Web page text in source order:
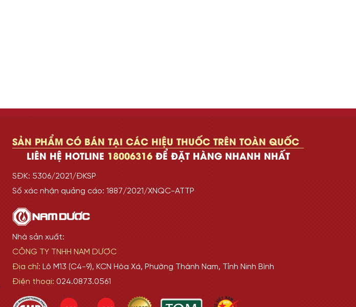
SẢN PHẨM CÓ BÁN TẠI CÁC HIỆU THUỐC TRÊN TOÀN QUỐC
LIÊN HỆ HOTLINE 18006316ĐỂ ĐẶT HÀNG NHANH NHẤT
SĐK: 5306/2021/ĐKSP
Số xác nhận quảng cáo: 1887/2021/XNQC-ATTP
Nhà sản xuất:
CÔNG TY TNHH NAM DƯỢC
Địa chỉ: Lô M13 (C4-9), KCN Hòa Xá, Phường Thành Nam, Tỉnh Ninh Bình
Điện thoại: 024.0873.0561